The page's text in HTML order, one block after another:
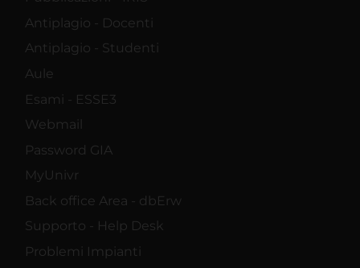
Antiplagio - Docenti
Antiplagio - Studenti
Aule
Esami - ESSE3
Webmail
Password GIA
MyUnivr
Back office Area - dbErw
Supporto - Help Desk
Problemi Impianti